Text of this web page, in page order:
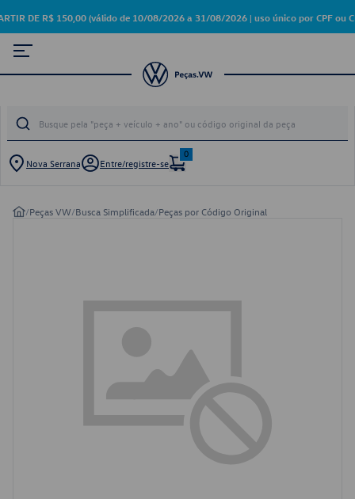
DE R$ 150,00 (válido de 10/08/2026 a 31/08/2026 | uso único por CPF ou
Nova Serrana Entre/registre-se
0
/Peças VW/Busca Simplificada/Peças por Código Original